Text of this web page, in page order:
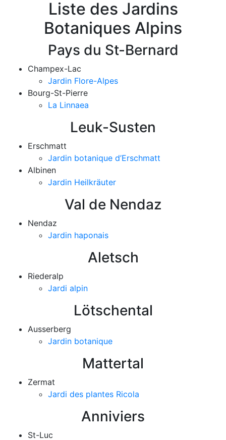
Liste des Jardins
Botaniques Alpins
Pays du St-Bernard
Champex-Lac
Jardin Flore-Alpes
Bourg-St-Pierre
La Linnaea
Leuk-Susten
Erschmatt
Jardin botanique d’Erschmatt
Albinen
Jardin Heilkräuter
Val de Nendaz
Nendaz
Jardin haponais
Aletsch
Riederalp
Jardi alpin
Lötschental
Ausserberg
Jardin botanique
Mattertal
Zermat
Jardi des plantes Ricola
Anniviers
St-Luc